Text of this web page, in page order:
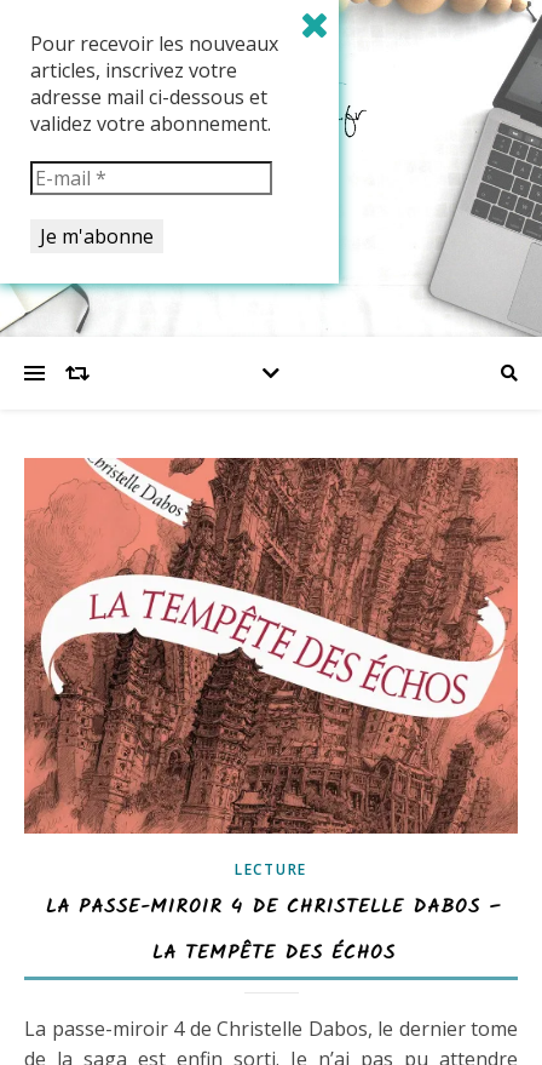
LECTURE
LA PASSE-MIROIR 4 DE CHRISTELLE DABOS –
LA TEMPÊTE DES ÉCHOS
La passe-miroir 4 de Christelle Dabos, le dernier tome
de la saga est enfin sorti. Je n’ai pas pu attendre
Pour recevoir les nouveaux
articles, inscrivez votre
adresse mail ci-dessous et
validez votre abonnement.